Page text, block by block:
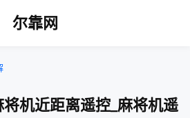
尔靠网
机近距离遥控_麻将机遥